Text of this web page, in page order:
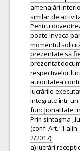
amenajări
similar de
Pentru
poate invoca
momentul
prezentate să
prezentat
respectivelor
autoritatea
lucrările
integrate într-un
funcționalitate
Prin sintagma
(conf. Art.11
2/2017):
a) lucrări